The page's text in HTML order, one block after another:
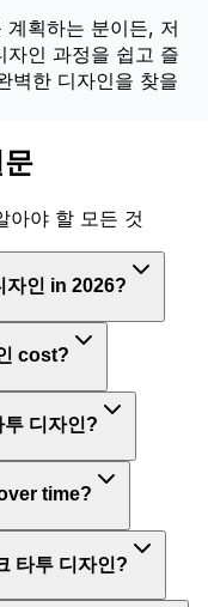
획하는 분이든, 저
자인 과정을 쉽고 즐
벽한 디자인을 찾을
아야 할 모든 것
자인 in 2026?
cost?
디자인?
time?
타투 디자인?